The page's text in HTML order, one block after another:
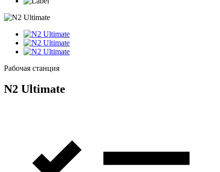
Рабочая станция
N2 Ultimate